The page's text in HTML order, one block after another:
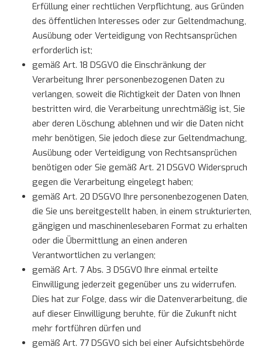
Erfüllung einer rechtlichen Verpflichtung, aus Gründen
des öffentlichen Interesses oder zur Geltendmachung,
Ausübung oder Verteidigung von Rechtsansprüchen
erforderlich ist;
gemäß Art. 18 DSGVO die Einschränkung der
Verarbeitung Ihrer personenbezogenen Daten zu
verlangen, soweit die Richtigkeit der Daten von Ihnen
bestritten wird, die Verarbeitung unrechtmäßig ist, Sie
aber deren Löschung ablehnen und wir die Daten nicht
mehr benötigen, Sie jedoch diese zur Geltendmachung,
Ausübung oder Verteidigung von Rechtsansprüchen
benötigen oder Sie gemäß Art. 21 DSGVO Widerspruch
gegen die Verarbeitung eingelegt haben;
gemäß Art. 20 DSGVO Ihre personenbezogenen Daten,
die Sie uns bereitgestellt haben, in einem strukturierten,
gängigen und maschinenlesebaren Format zu erhalten
oder die Übermittlung an einen anderen
Verantwortlichen zu verlangen;
gemäß Art. 7 Abs. 3 DSGVO Ihre einmal erteilte
Einwilligung jederzeit gegenüber uns zu widerrufen.
Dies hat zur Folge, dass wir die Datenverarbeitung, die
auf dieser Einwilligung beruhte, für die Zukunft nicht
mehr fortführen dürfen und
gemäß Art. 77 DSGVO sich bei einer Aufsichtsbehörde